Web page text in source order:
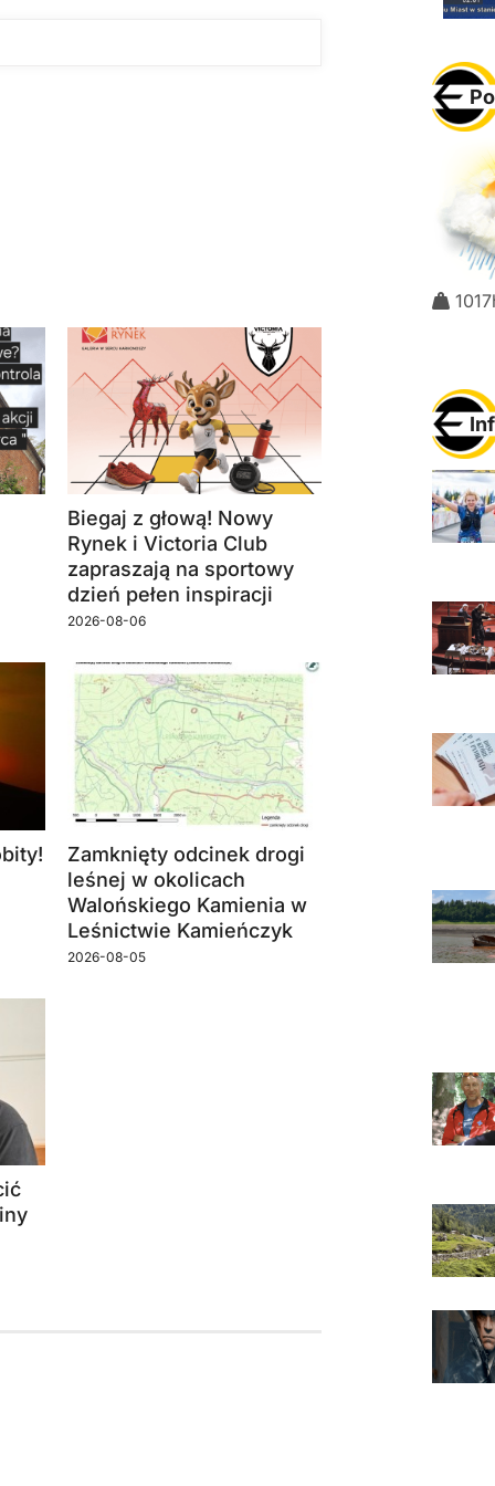
Biegaj z głową! Nowy
Rynek i Victoria Club
zapraszają na sportowy
dzień pełen inspiracji
2026-08-06
Zamknięty odcinek drogi
leśnej w okolicach
Walońskiego Kamienia w
Leśnictwie Kamieńczyk
2026-08-05
1017